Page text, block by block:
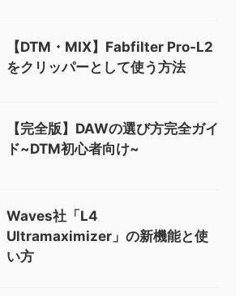
【DTM・MIX】Fabfilter Pro-L2
をクリッパーとして使う方法
【完全版】DAWの選び方完全ガイ
ド~DTM初心者向け~
Waves社「L4
Ultramaximizer」の新機能と使
い方